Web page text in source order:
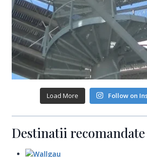
Load More Follow on
Destinatii recomandate